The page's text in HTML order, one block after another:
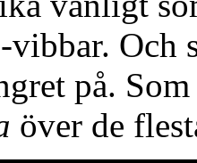
-vibbar. Och
på.
över de